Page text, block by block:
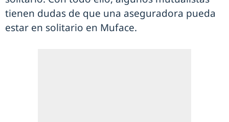
tienen dudas de que una aseguradora pueda
estar en solitario en Muface.